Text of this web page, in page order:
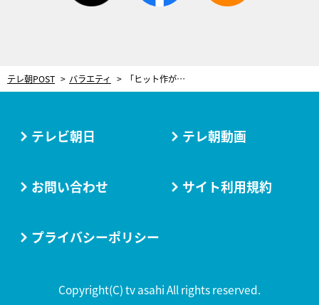
テレ朝POST バラエティ 「ヒット作が出たのはたまたま」「PPAP」で大ブレイク・古坂大魔王の下積みエピソードに一同驚愕！
テレビ朝日 テレ朝動画
お問い合わせ サイト利用規約
プライバシーポリシー
Copyright(C) tv asahi All rights reserved.